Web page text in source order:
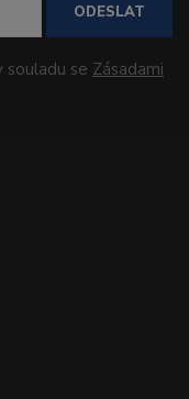
ODESLAT
souladu se Zásadami